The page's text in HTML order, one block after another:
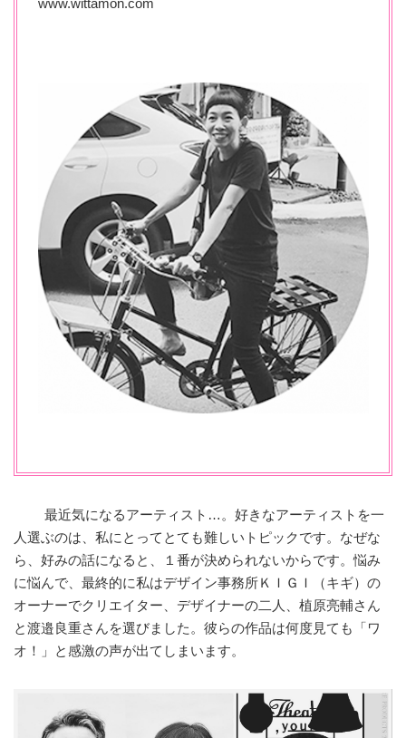
www.wittamon.com
最近気になるアーティスト…。好きなアーティストを一
人選ぶのは、私にとってとても難しいトピックです。なぜな
ら、好みの話になると、１番が決められないからです。悩み
に悩んで、最終的に私はデザイン事務所ＫＩＧＩ（キギ）の
オーナーでクリエイター、デザイナーの二人、植原亮輔さん
と渡邉良重さんを選びました。彼らの作品は何度見ても「ワ
オ！」と感激の声が出てしまいます。